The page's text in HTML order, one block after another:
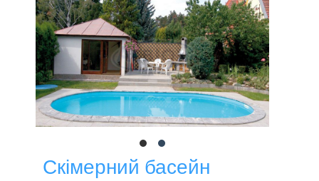
Скімерний басейн